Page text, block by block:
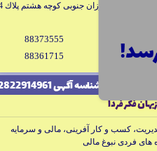
هرمزان پيروزان جنوبى كوچه هشتم پلاك 4
88373555
88361715
شناسه آگهى 2822914961
فكر فردا
كسب و كار آفرينى، مالى و سرمايه
هاى فردى نبوغ مالى